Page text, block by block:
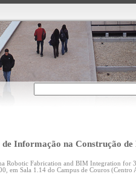
Informação na Construção
Robotic Fabrication and BIM Integration for
em Sala 1.14 do Campus de Couros (Centro